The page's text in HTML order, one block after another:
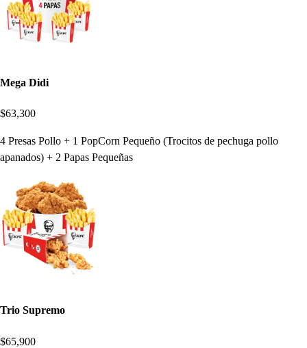
Mega Didi
$63,300
4 Presas Pollo + 1 PopCorn Pequeño (Trocitos de pechuga pollo
apanados) + 2 Papas Pequeñas
Trio Supremo
$65,900